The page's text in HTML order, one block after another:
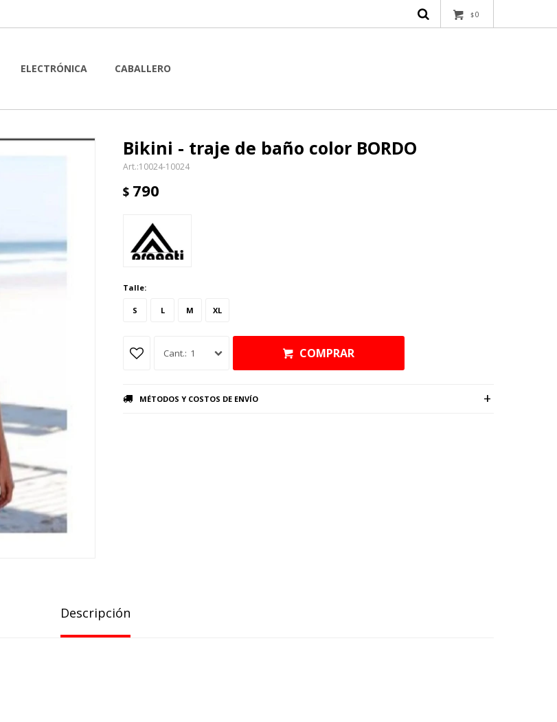
ELECTRÓNICA CABALLERO
$0
Bikini - traje de baño color BORDO
10024-10024
$ 790
Talle:
S L M XL
1 COMPRAR
MÉTODOS Y COSTOS DE ENVÍO
Descripción